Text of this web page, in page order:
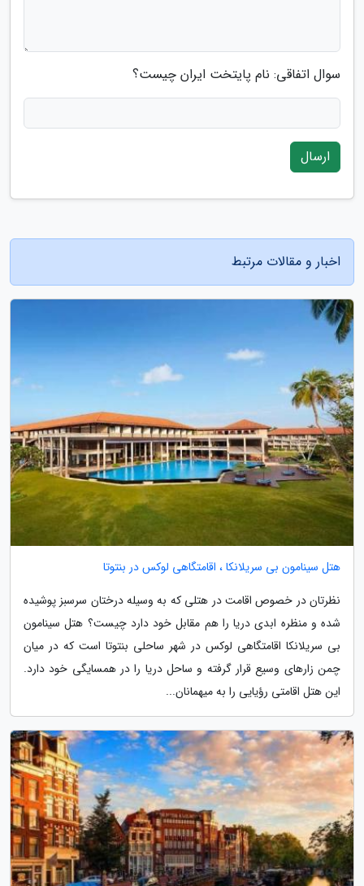
سوال اتفاقی: نام پایتخت ایران چیست؟
ارسال
اخبار و مقالات مرتبط
هتل سینامون بی سریلانکا ، اقامتگاهی لوکس در بنتوتا
نظرتان در خصوص اقامت در هتلی که به وسیله درختان سرسبز پوشیده
شده و منظره ابدی دریا را هم مقابل خود دارد چیست؟ هتل سینامون
بی سریلانکا اقامتگاهی لوکس در شهر ساحلی بنتوتا است که در میان
چمن زارهای وسیع قرار گرفته و ساحل دریا را در همسایگی خود دارد.
این هتل اقامتی رؤیایی را به میهمانان...